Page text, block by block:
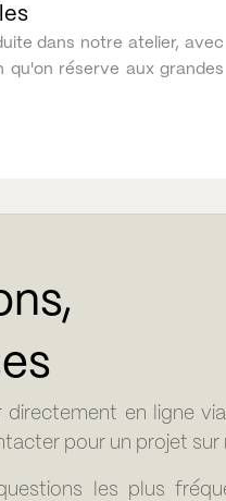
dans notre atelier, avec
qu'on réserve aux grandes
directement en ligne
pour un projet sur
les plus